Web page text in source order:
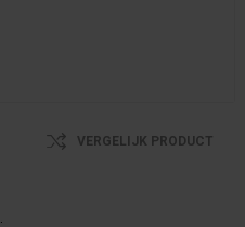
VERGELIJK PRODUCT